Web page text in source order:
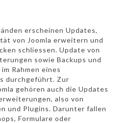
erscheinen Updates,
von Joomla erweitern und
schliessen. Update von
sowie Backups und
Rahmen eines
durchgeführt. Zur
gehören auch die Updates
also von
und Plugins. Darunter fallen
Formulare oder